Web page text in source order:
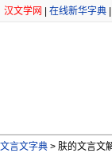
汉文学网 在线新华字典
文言文字典 > 肤的文言文